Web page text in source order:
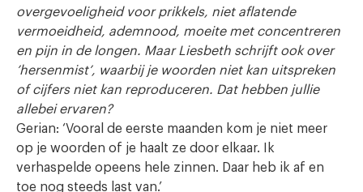
overgevoeligheid voor prikkels, niet aflatende
vermoeidheid, ademnood, moeite met concentreren
en pijn in de longen. Maar Liesbeth schrijft ook over
’hersenmist’, waarbij je woorden niet kan uitspreken
of cijfers niet kan reproduceren. Dat hebben jullie
allebei ervaren?
Gerian: ‘Vooral de eerste maanden kom je niet meer
op je woorden of je haalt ze door elkaar. Ik
verhaspelde opeens hele zinnen. Daar heb ik af en
toe nog steeds last van.’